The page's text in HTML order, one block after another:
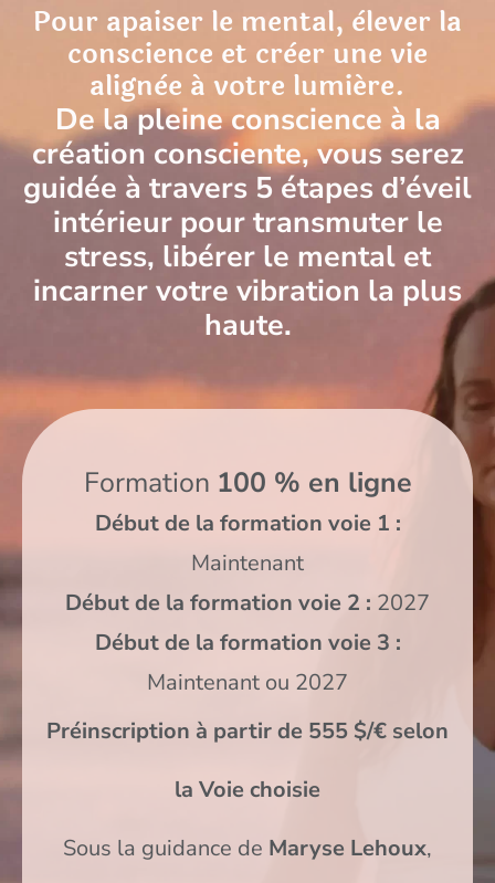
Pour apaiser le mental, èlever la
conscience et crèer une vie
alignèe á votre lumiére.
De la pleine conscience à la
création consciente, vous serez
guidée à travers 5 étapes d’éveil
intérieur pour transmuter le
stress, libérer le mental et
incarner votre vibration la plus
haute.
Formation 100 % en ligne
Début de la formation voie 1 :
Maintenant
Début de la formation voie 2 : 2027
Début de la formation voie 3 :
Maintenant ou 2027
Préinscription à partir de 555 $/€ selon
la Voie choisie
Sous la guidance de Maryse Lehoux,